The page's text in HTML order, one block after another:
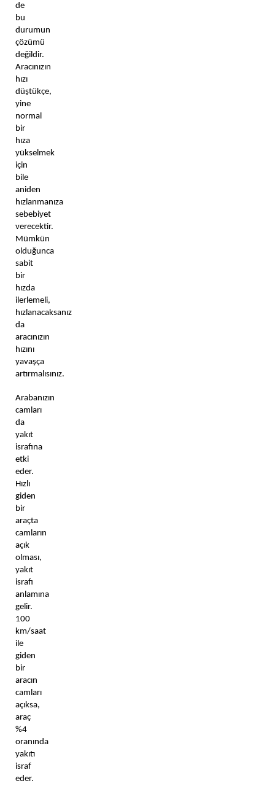
de
bu
durumun
çözümü
değildir.
Aracınızın
hızı
düştükçe,
yine
normal
bir
hıza
yükselmek
için
bile
aniden
hızlanmanıza
sebebiyet
verecektir.
Mümkün
olduğunca
sabit
bir
hızda
ilerlemeli,
hızlanacaksanız
da
aracınızın
hızını
yavaşça
Arabanızın
camları
da
yakıt
israfına
etki
eder.
Hızlı
giden
bir
araçta
camların
açık
olması,
yakıt
israfı
anlamına
gelir.
100
km/saat
ile
giden
bir
aracın
camları
açıksa,
araç
%4
oranında
yakıtı
israf